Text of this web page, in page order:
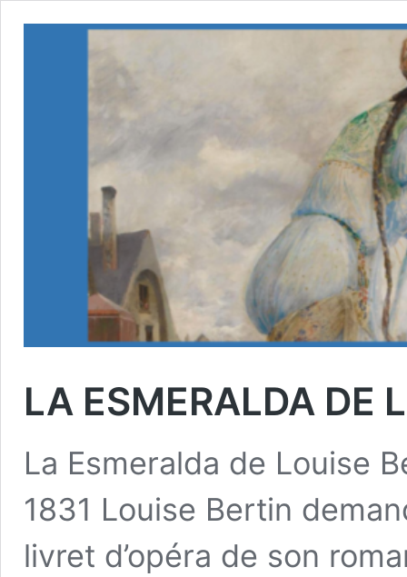
LA ESMERALDA DE
La Esmeralda de Louise
1831 Louise Bertin
livret d’opéra de son